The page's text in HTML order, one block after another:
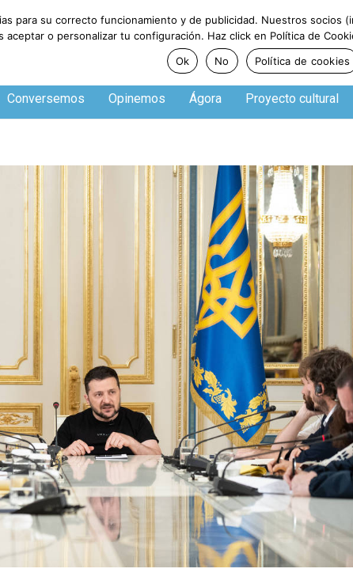
Conversemos Opinemos Ágora Proyecto cultural
para su correcto funcionamiento y de publicidad. Nuestros
aceptar o personalizar tu configuración. Haz click en Política de
Ok
No Política de cookies